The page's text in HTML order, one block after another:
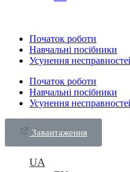
Початок роботи
Навчальні посібники
Усунення
Початок роботи
Навчальні посібники
Усунення
Завантаження
UA